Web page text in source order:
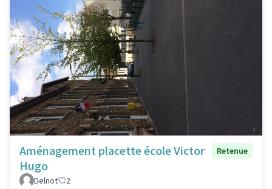
Aménagement placette école Victor
Hugo
Retenue
Delnot 2